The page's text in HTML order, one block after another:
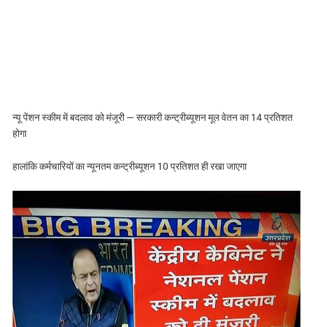
न्‍यू पेंशन स्‍कीम में बदलाव को मंजूरी — सरकारी कन्ट्रीब्यूशन मूल वेतन का 14 प्रतिशत
होगा
हालांकि कर्मचारियों का न्यूनतम कन्ट्रीब्यूशन 10 प्रतिशत ही रखा जाएगा